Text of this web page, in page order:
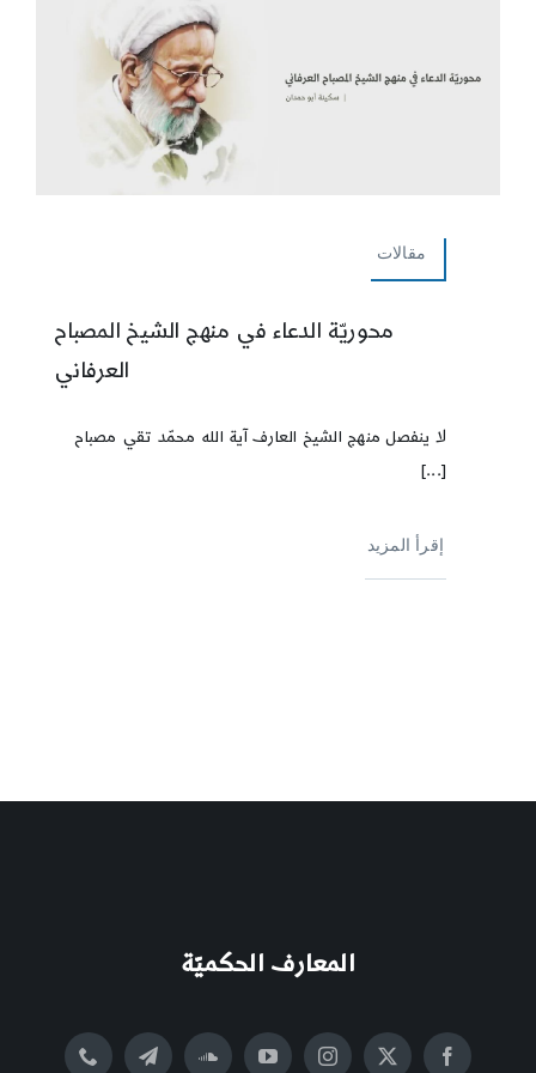
مقالات
محوريّة الدعاء في منهج الشيخ المصباح
العرفاني
لا ينفصل منهج الشيخ العارف آية الله محمّد تقي مصباح
[...]
إقرأ المزيد
المعارف الحكميّة